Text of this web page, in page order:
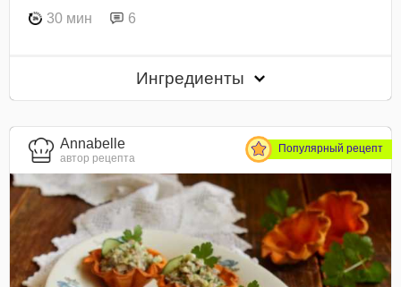
30 мин
6
Ингредиенты
Annabelle
автор рецепта
Популярный рецепт